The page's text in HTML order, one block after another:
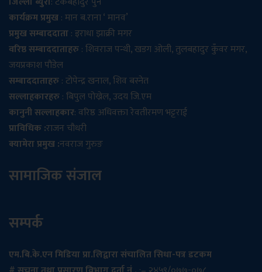
कार्यक्रम प्रमुख: मान ब.राना ‘ मानव’
प्रमुख सम्बाददाता: इराधा झाक्री मगर
वरिष्ठ सम्बाददाताहरु: शिवराज पन्थी, खडग ओली, तुलबहादुर कुँवर मगर,
जयप्रकाश पौडेल
सम्बाददाताहरु: टोपेन्द्र खनाल, शिव बस्नेत
सल्लाहकारहरु: बिपुल पोख्रेल, उदय जि.एम
कानुनी सल्लाहकार: वरिष्ठ अधिवक्ता रेवतीरमण भट्टराई
प्राविधिक :राजन चौधरी
क्यामेरा प्रमुख :नवराज गुरुङ
सामाजिक संजाल
सम्पर्क
एम.बि.के.एन मिडिया प्रा.लिद्वारा संचालित सिधा-पत्र डटकम